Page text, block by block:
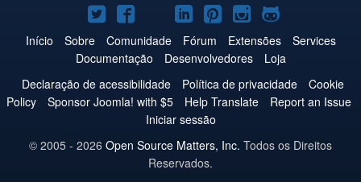
Joomla!
no
Twitter
Joomla!
no
Facebook
Joomla!
no
YouTube
Joomla!
no
LinkedIn
Joomla!
no
Pinterest
Joomla!
no
Instagram
Joomla!
no
GitHub
Início Sobre Comunidade Fórum Extensões
Services
Documentação
Desenvolvedores
Loja
Declaração de acessibilidade
Política de privacidade
Cookie
Policy
Sponsor Joomla! with $5 Help Translate
Report an Issue
Iniciar sessão
© 2005 - 2026 Open Source Matters, Inc. Todos os Direitos
Reservados.